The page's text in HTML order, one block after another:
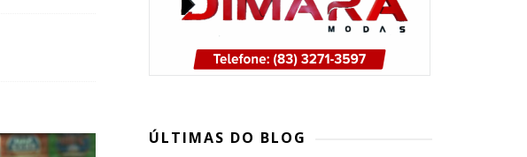
ÚLTIMAS DO BLOG
candidatura de Lucas Ribeiro